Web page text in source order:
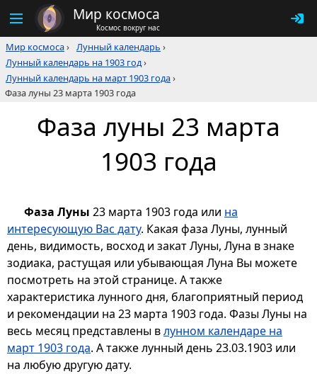
Мир космоса
Космос вокруг нас
Мир космоса› Лунный календарь ›
Лунный календарь на 1903 год›
Лунный календарь на март 1903 года›
Фаза луны 23 марта 1903 года
Фаза луны 23 марта
1903 года
Фаза Луны 23 марта 1903 года или на
интересующую Вас дату. Какая фаза Луны, лунный
день, видимость, восход и закат Луны, Луна в знаке
зодиака, растущая или убывающая Луна Вы можете
посмотреть на этой странице. А также
характеристика лунного дня, благоприятный период
и рекомендации на 23 марта 1903 года. Фазы Луны на
весь месяц представлены влунном календаре на
март 1903 года. А также лунный день 23.03.1903 или
на любую другую дату.